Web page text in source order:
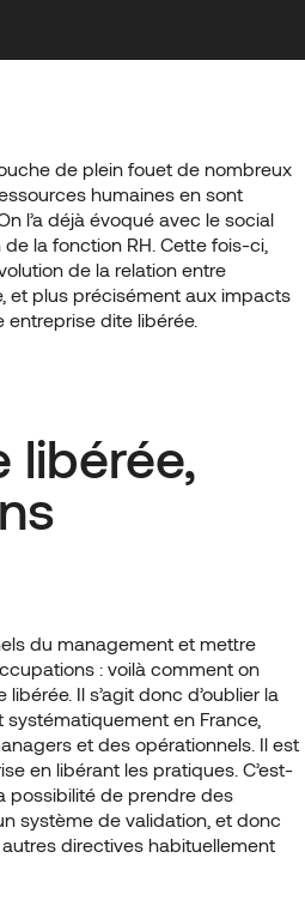
de plein fouet de nombreux
humaines en sont
l’a déjà évoqué avec le social
la fonction RH. Cette fois-ci,
de la relation entre
et plus précisément aux impacts
dite libérée.
libérée,
du management et mettre
: voilà comment on
Il s’agit donc d’oublier la
en France,
et des opérationnels. Il est
en libérant les pratiques. C’est-
possibilité de prendre des
système de validation, et donc
directives habituellement